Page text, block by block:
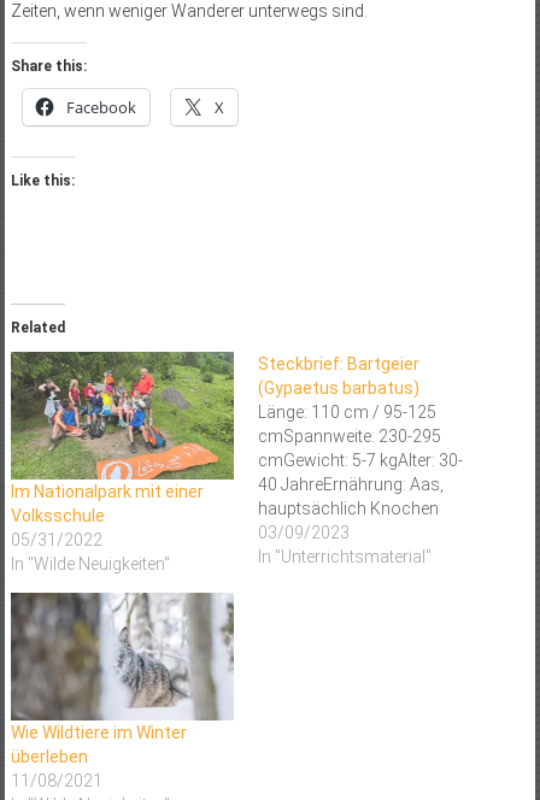
Zeiten, wenn weniger Wanderer unterwegs sind.
Share this:
Facebook X
Like this:
Related
Im Nationalpark mit einer
Volksschule
05/31/2022
In "Wilde Neuigkeiten"
Steckbrief: Bartgeier
(Gypaetus barbatus)
Länge: 110 cm / 95-125
cmSpannweite: 230-295
cmGewicht: 5-7 kgAlter: 30-
40 JahreErnährung: Aas,
hauptsächlich Knochen
Vorkommen in Europa Der
Bartgeier lebt in Gebirgen in
03/09/2023
In "Unterrichtsmaterial"
Wie Wildtiere im Winter
überleben
11/08/2021